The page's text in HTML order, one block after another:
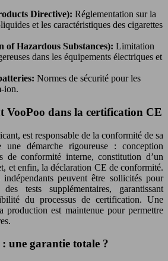
Directive): Réglementation sur la
et les caractéristiques des cigarettes
of Hazardous Substances): Limitation
dans les équipements électriques et
Normes de sécurité pour les
ion.
VooPoo dans la certification CE
est responsable de la conformité de sa
démarche rigoureuse : conception
de conformité interne, constitution d’un
et enfin, la déclaration CE de conformité.
peuvent être sollicités pour
tests supplémentaires, garantissant
du processus de certification. Une
production est maintenue pour permettre
une garantie totale ?